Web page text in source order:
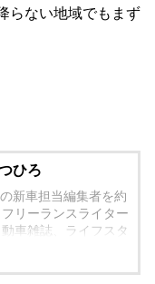
らない地域でもまず
ひろ
新車担当編集者を約
リーランスライター
車雑誌、ライフスタ
新車試乗記事やカー